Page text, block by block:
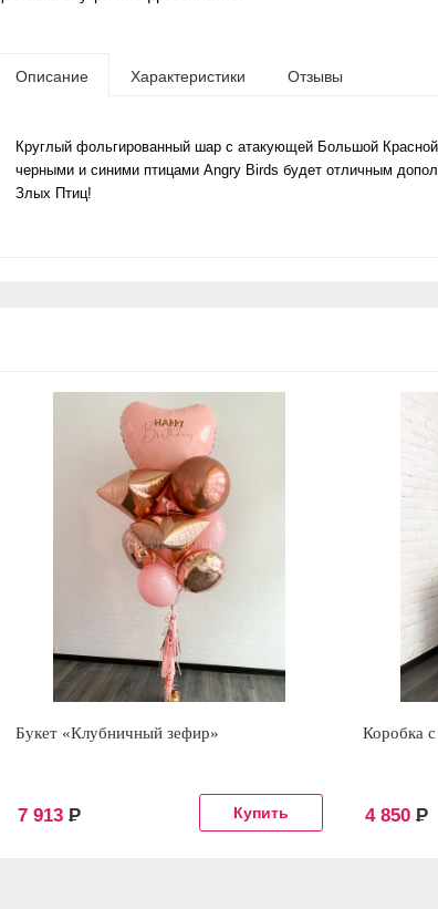
Описание Характеристики Отзывы
Круглый фольгированный шар с атакующей Большой
черными и синими птицами Angry Birds будет отличным
Злых Птиц!
Букет «Клубничный зефир»
7 913 Р
Коробка
4 850 Р